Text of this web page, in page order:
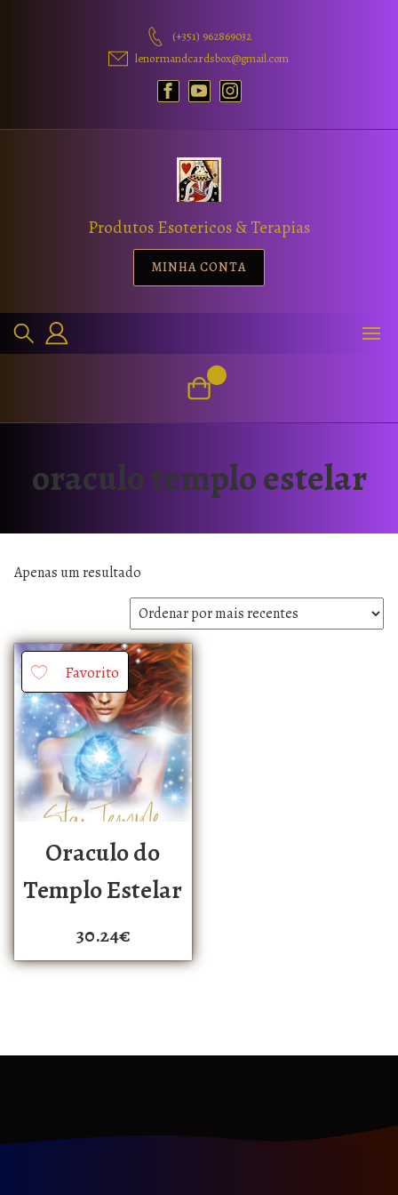
(+351) 962869032
lenormandcardsbox@gmail.com
Produtos Esotericos & Terapias
MINHA CONTA
oraculo templo estelar
Apenas um resultado
Favorito
Oraculo do
Templo Estelar
30.24€